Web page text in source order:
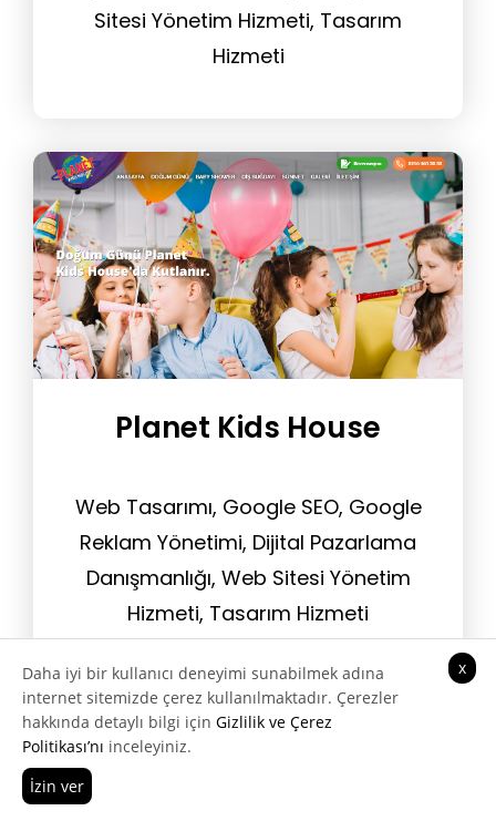
Hemen Ara
Sitesi Yönetim Hizmeti, Tasarım
Hizmeti
Planet Kids House
Web Tasarımı, Google SEO, Google
Reklam Yönetimi, Dijital Pazarlama
Danışmanlığı, Web Sitesi Yönetim
Hizmeti, Tasarım Hizmeti
Daha iyi bir kullanıcı deneyimi sunabilmek adına
internet sitemizde çerez kullanılmaktadır. Çerezler
hakkında detaylı bilgi için Gizlilik ve Çerez
Politikası’nı inceleyiniz.
İzin ver
x